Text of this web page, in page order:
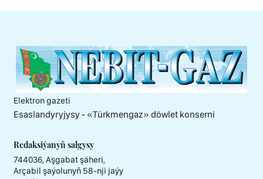
Elektron gazeti
Esaslandyryjysy - «Тürkmengaz» döwlet konserni
Redaksiýanyň salgysy
744036, Aşgabat şäheri,
Arçabil şaýolunyň 58-nji jaýy